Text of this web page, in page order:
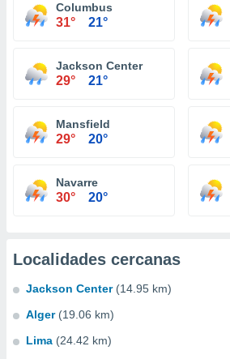
Columbus
31° 21°
Jackson Center
29° 21°
Mansfield
29° 20°
Navarre
30° 20°
Localidades cercanas
Jackson Center (14.95 km)
Alger (19.06 km)
Lima (24.42 km)